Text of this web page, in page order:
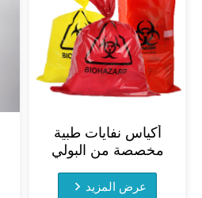
أكياس نفايات طبية
مخصصة من البولي
بروبيلين، قابلة للتعقيم
بالبخار
عرض المزيد